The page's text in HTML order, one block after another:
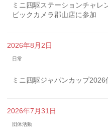
ミニ四駆ステーションチャレ
ビックカメラ郡山店に参加
2026年8月2日
日常
ミニ四駆ジャパンカップ2026
2026年7月31日
団体活動